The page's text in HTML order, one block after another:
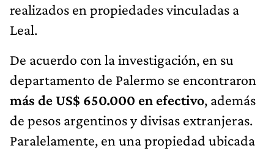
realizados en propiedades vinculadas a
Leal.
De acuerdo con la investigación, en su
departamento de Palermo se encontraron
más de US$ 650.000 en efectivo, además
de pesos argentinos y divisas extranjeras.
Paralelamente, en una propiedad ubicada